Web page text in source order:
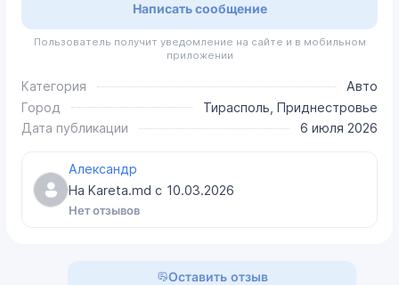
Написать сообщение
Пользователь получит уведомление на сайте и в мобильном
приложении
Категория
Авто
Город
Тирасполь, Приднестровье
Дата публикации
6 июля 2026
Александр
На Kareta.md с 10.03.2026
Нет отзывов
Оставить отзыв